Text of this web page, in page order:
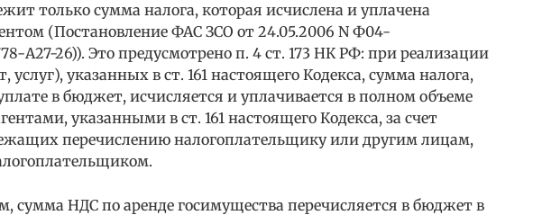
только сумма налога, которая исчислена и уплачена
(Постановление ФАС ЗСО от 24.05.2006 N Ф04-
А27-26)). Это предусмотрено п. 4 ст. 173 НК РФ: при реализации
услуг), указанных в ст. 161 настоящего Кодекса, сумма налога,
в бюджет, исчисляется и уплачивается в полном объеме
указанными в ст. 161 настоящего Кодекса, за счет
перечислению налогоплательщику или другим лицам,
сумма НДС по аренде госимущества перечисляется в бюджет в